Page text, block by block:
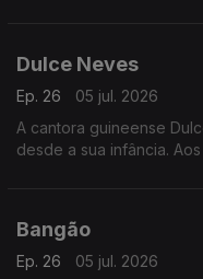
Dulce Neves
Ep. 26
05 jul. 2026
A cantora guineense
desde a sua infância.
Bangão
Ep. 26
05 jul. 2026